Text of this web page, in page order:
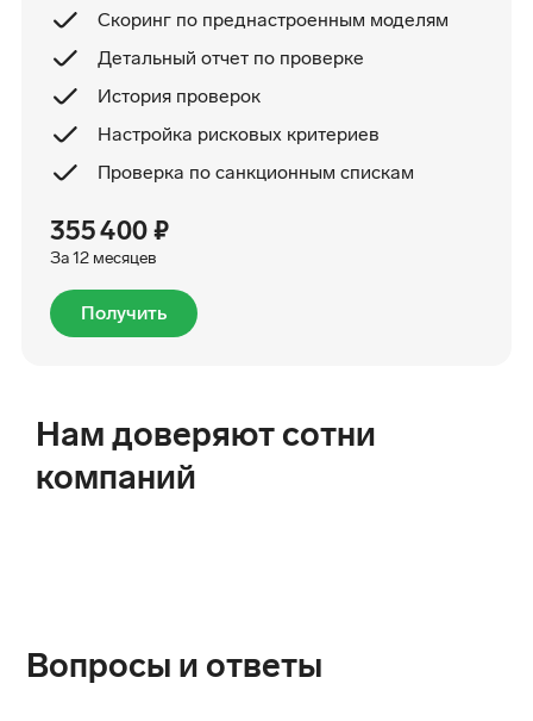
Скоринг по преднастроенным моделям
Детальный отчет по проверке
История проверок
Настройка рисковых критериев
Проверка по санкционным спискам
355 400 ₽
За 12 месяцев
Получить
Нам доверяют сотни
компаний
Вопросы и ответы